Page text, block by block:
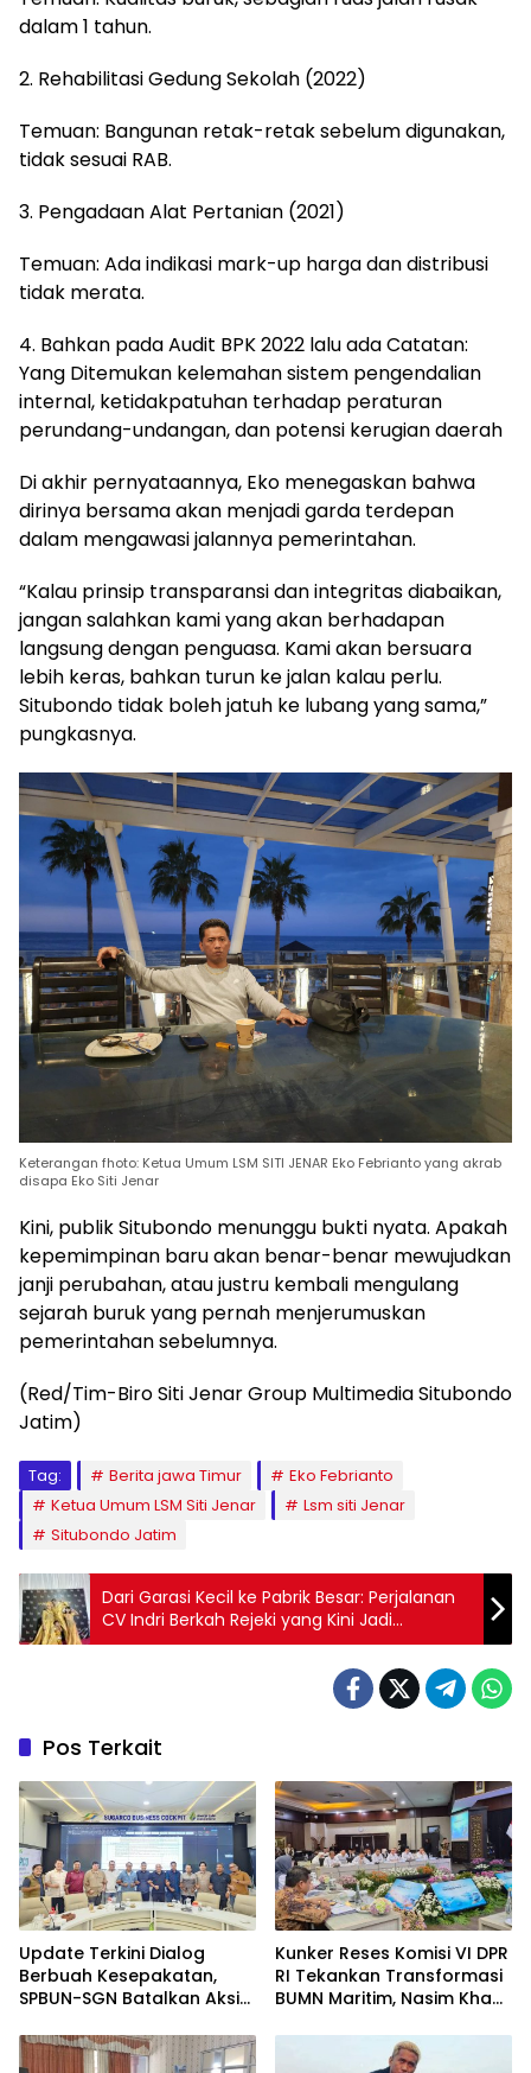
dalam 1 tahun.
2. Rehabilitasi Gedung Sekolah (2022)
Temuan: Bangunan retak-retak sebelum digunakan,
tidak sesuai RAB.
3. Pengadaan Alat Pertanian (2021)
Temuan: Ada indikasi mark-up harga dan distribusi
tidak merata.
4. Bahkan pada Audit BPK 2022 lalu ada Catatan:
Yang Ditemukan kelemahan sistem pengendalian
internal, ketidakpatuhan terhadap peraturan
perundang-undangan, dan potensi kerugian daerah
Di akhir pernyataannya, Eko menegaskan bahwa
dirinya bersama akan menjadi garda terdepan
dalam mengawasi jalannya pemerintahan.
“Kalau prinsip transparansi dan integritas diabaikan,
jangan salahkan kami yang akan berhadapan
langsung dengan penguasa. Kami akan bersuara
lebih keras, bahkan turun ke jalan kalau perlu.
Situbondo tidak boleh jatuh ke lubang yang sama,”
pungkasnya.
Keterangan fhoto: Ketua Umum LSM SITI JENAR Eko Febrianto yang akrab
disapa Eko Siti Jenar
Kini, publik Situbondo menunggu bukti nyata. Apakah
kepemimpinan baru akan benar-benar mewujudkan
janji perubahan, atau justru kembali mengulang
sejarah buruk yang pernah menjerumuskan
pemerintahan sebelumnya.
(Red/Tim-Biro Siti Jenar Group Multimedia Situbondo
Jatim)
Tag: Berita jawa Timur
Eko Febrianto
Ketua Umum LSM Siti Jenar
Lsm siti Jenar
Situbondo Jatim
Dari Garasi Kecil ke Pabrik Besar: Perjalanan
CV Indri Berkah Rejeki yang Kini Jadi
Kebanggaan Kabupaten Situbondo
Pos Terkait
Update Terkini Dialog
Berbuah Kesepakatan,
SPBUN-SGN Batalkan Aksi
Penuhi Sejumlah Aspirasi
Kunker Reses Komisi VI DPR
RI Tekankan Transformasi
BUMN Maritim, Nasim Khan
Laut